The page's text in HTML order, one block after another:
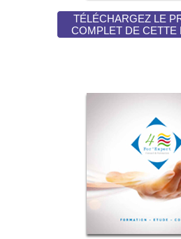
TÉLÉCHARGEZ LE
COMPLET DE CETTE